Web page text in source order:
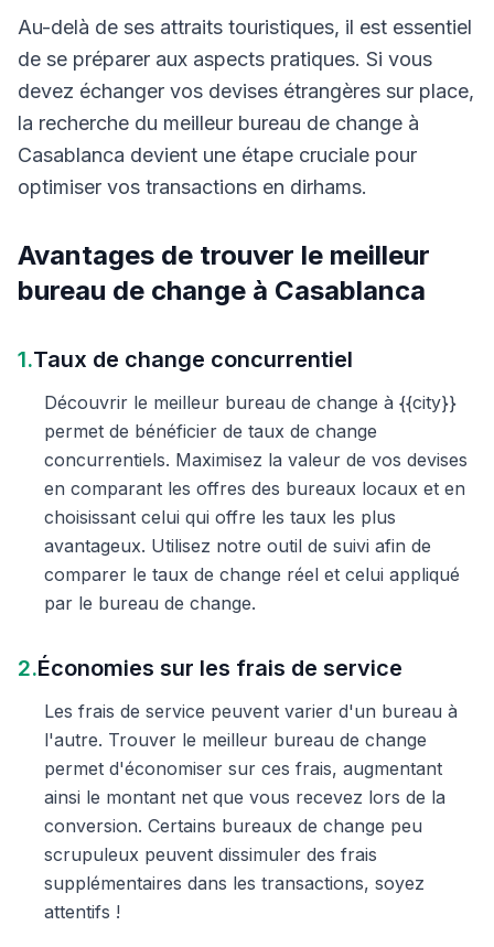
Au-delà de ses attraits touristiques, il est essentiel
de se préparer aux aspects pratiques. Si vous
devez échanger vos devises étrangères sur place,
la recherche du meilleur bureau de change à
Casablanca devient une étape cruciale pour
optimiser vos transactions en dirhams.
Avantages de trouver le meilleur
bureau de change à Casablanca
1.Taux de change concurrentiel
Découvrir le meilleur bureau de change à {{city}}
permet de bénéficier de taux de change
concurrentiels. Maximisez la valeur de vos devises
en comparant les offres des bureaux locaux et en
choisissant celui qui offre les taux les plus
avantageux. Utilisez notre outil de suivi afin de
comparer le taux de change réel et celui appliqué
par le bureau de change.
2.Économies sur les frais de service
Les frais de service peuvent varier d'un bureau à
l'autre. Trouver le meilleur bureau de change
permet d'économiser sur ces frais, augmentant
ainsi le montant net que vous recevez lors de la
conversion. Certains bureaux de change peu
scrupuleux peuvent dissimuler des frais
supplémentaires dans les transactions, soyez
attentifs !